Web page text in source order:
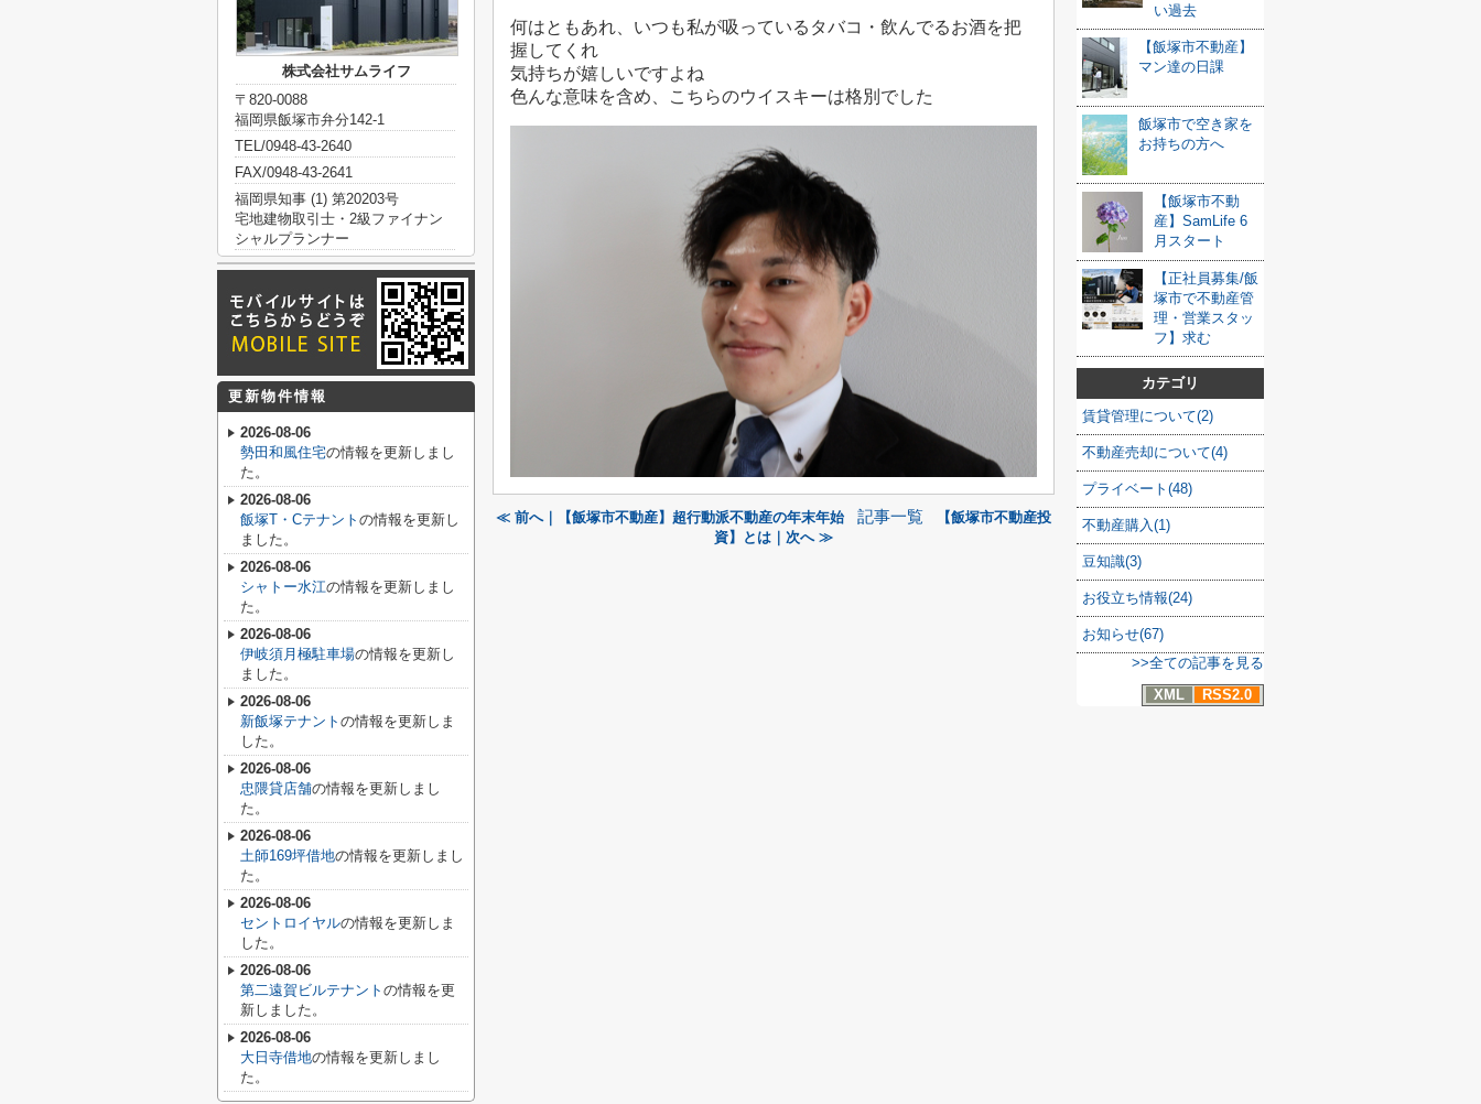
何はともあれ、いつも私が吸っているタバコ・飲んでるお酒を把
握してくれ
気持ちが嬉しいですよね
色んな意味を含め、こちらのウイスキーは格別でした
≪ 前へ｜【飯塚市不動産】超行動派不動産の年末年始 記事一覧
【飯塚市不動産投
資】とは｜次へ ≫
い過去
【飯塚市不動産】
マン達の日課
飯塚市で空き家を
お持ちの方へ
【飯塚市不動
産】SamLife 6
月スタート
【正社員募集/飯
塚市で不動産管
理・営業スタッ
フ】求む
カテゴリ
賃貸管理について(2)
不動産売却について(4)
プライベート(48)
不動産購入(1)
豆知識(3)
お役立ち情報(24)
お知らせ(67)
>>全ての記事を見る
XML
RSS2.0
株式会社サムライフ
〒820-0088
福岡県飯塚市弁分142-1
TEL/0948-43-2640
FAX/0948-43-2641
福岡県知事 (1) 第20203号
宅地建物取引士・2級ファイナン
シャルプランナー
更新物件情報
2026-08-06
勢田和風住宅の情報を更新しまし
た。
2026-08-06
飯塚T・Cテナント の情報を更新し
ました。
2026-08-06
シャトー水江の情報を更新しまし
た。
2026-08-06
伊岐須月極駐車場の情報を更新し
ました。
2026-08-06
新飯塚テナント の情報を更新しま
した。
2026-08-06
忠隈貸店舗の情報を更新しまし
た。
2026-08-06
土師169坪借地の情報を更新しまし
た。
2026-08-06
セントロイヤルの情報を更新しま
した。
2026-08-06
第二遠賀ビルテナント の情報を更
新しました。
2026-08-06
大日寺借地の情報を更新しまし
た。